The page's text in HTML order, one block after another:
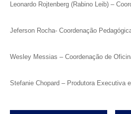
Leonardo Rojtenberg (Rabino Leib) –
Jeferson Rocha- Coordenação
Wesley Messias – Coordenação de
Stefanie Chopard – Produtora Executiva